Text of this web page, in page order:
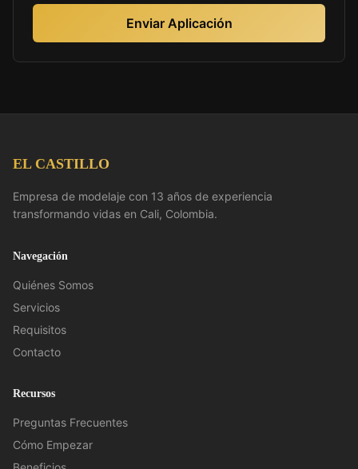
Enviar Aplicación
EL CASTILLO
Empresa de modelaje con 13 años de experiencia
transformando vidas en Cali, Colombia.
Navegación
Quiénes Somos
Servicios
Requisitos
Contacto
Recursos
Preguntas Frecuentes
Cómo Empezar